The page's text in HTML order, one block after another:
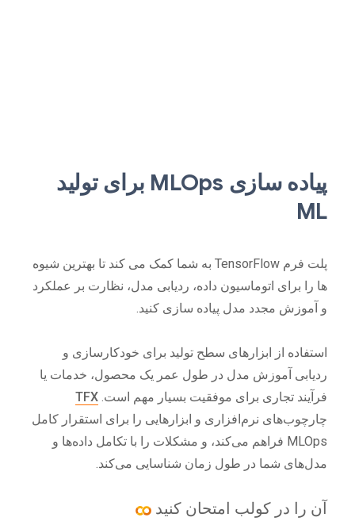
پیاده سازی MLOps برای تولید
ML
پلت فرم TensorFlow به شما کمک می کند تا بهترین شیوه
ها را برای اتوماسیون داده، ردیابی مدل، نظارت بر عملکرد
و آموزش مجدد مدل پیاده سازی کنید.
استفاده از ابزارهای سطح تولید برای خودکارسازی و
ردیابی آموزش مدل در طول عمر یک محصول، خدمات یا
فرآیند تجاری برای موفقیت بسیار مهم است. TFX
چارچوب‌های نرم‌افزاری و ابزارهایی را برای استقرار کامل
MLOps فراهم می‌کند، و مشکلات را با تکامل داده‌ها و
مدل‌های شما در طول زمان شناسایی می‌کند.
آن را در کولب امتحان کنید